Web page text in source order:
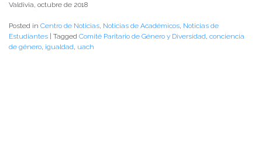
Valdivia, octubre de 2018
Posted in Centro de Noticias, Noticias de Académicos, Noticias de
Estudiantes
Tagged Comité Paritario de Género y Diversidad, conciencia
de género, igualdad, uach